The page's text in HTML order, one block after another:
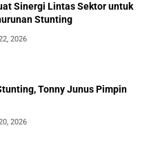
Sinergi Lintas Sektor untuk
Stunting
2026
Tonny Junus Pimpin
2026